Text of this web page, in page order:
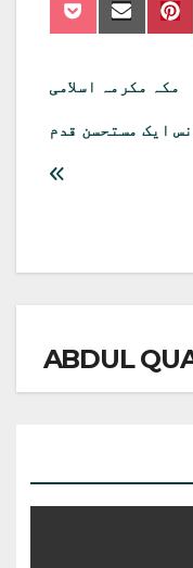
Share
on
Share
on
Share
on
مکہ مکرمہ اسلامی
ایک مستحسن قدم
ABDUL